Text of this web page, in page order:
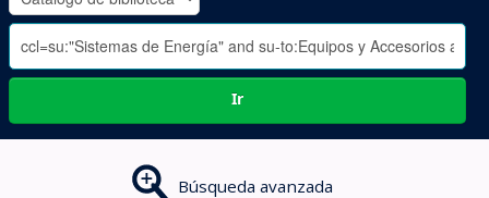
-
Ir
Búsqueda avanzada